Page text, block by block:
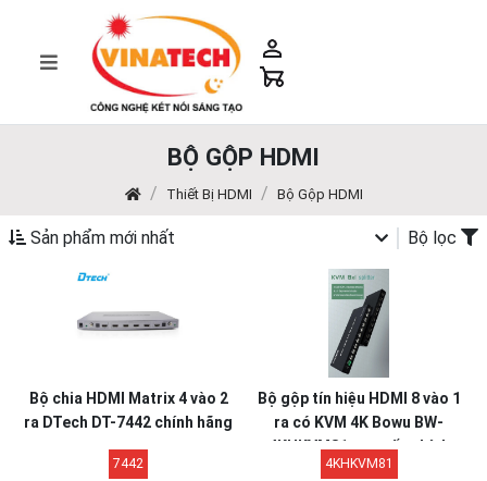
BỘ GỘP HDMI
Thiết Bị HDMI Bộ Gộp HDMI
Sản phẩm mới nhất Bộ lọc
Bộ chia HDMI Matrix 4 vào 2
ra DTech DT-7442 chính hãng
7442
Bộ gộp tín hiệu HDMI 8 vào 1
ra có KVM 4K Bowu BW-
4KHKVM81 cao cấp chính
hãng
4KHKVM81